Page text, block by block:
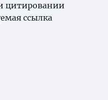
цитировании
ссылка